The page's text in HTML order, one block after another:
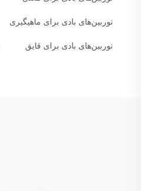
توربین‌های بادی برای ماهیگیری
توربین‌های بادی برای قایق